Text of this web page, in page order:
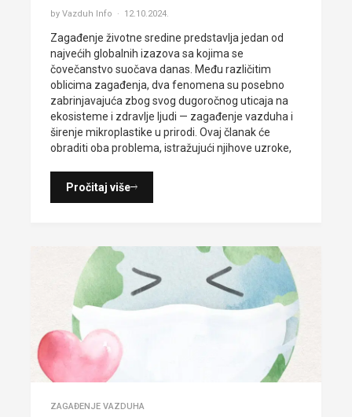
by Vazduh Info 12.10.2024.
Zagađenje životne sredine predstavlja jedan od
najvećih globalnih izazova sa kojima se
čovečanstvo suočava danas. Među različitim
oblicima zagađenja, dva fenomena su posebno
zabrinjavajuća zbog svog dugoročnog uticaja na
ekosisteme i zdravlje ljudi — zagađenje vazduha i
širenje mikroplastike u prirodi. Ovaj članak će
obraditi oba problema, istražujući njihove uzroke,
Pročitaj više
ZAGAĐENJE VAZDUHA